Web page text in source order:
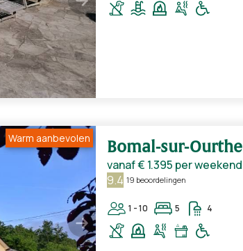
Bomal-sur-Ourthe
vanaf€ 1.395 per weekend
9.4 19 beoordelingen
1 - 10 5 4
Warm aanbevolen